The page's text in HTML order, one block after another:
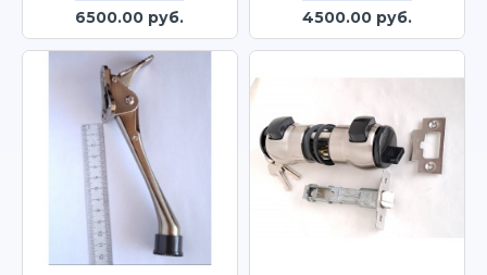
6500.00 руб. 4500.00 руб.